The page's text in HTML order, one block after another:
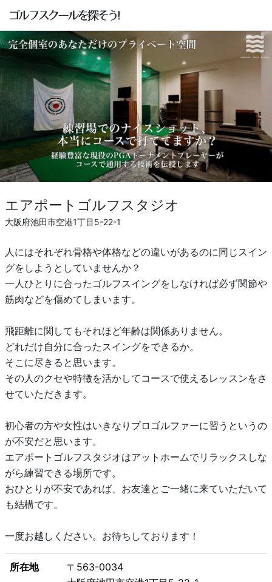
エアポートゴルフスタジオ
大阪府池田市空港1丁目5-22-1
人にはそれぞれ骨格や体格などの違いがあるのに同じスイン
グをしようとしていませんか？
一人ひとりに合ったゴルフスイングをしなければ必ず関節や
筋肉などを傷めてしまいます。
飛距離に関してもそれほど年齢は関係ありません。
どれだけ自分に合ったスイングをできるか。
そこに尽きると思います。
その人のクセや特徴を活かしてコースで使えるレッスンをさ
せていただきます。
初心者の方や女性はいきなりプロゴルファーに習うというの
が不安だと思います。
エアポートゴルフスタジオはアットホームでリラックスしな
がら練習できる場所です。
おひとりが不安であれば、お友達とご一緒に来ていただいて
も結構です。
一度お越しください。お待ちしております！
所在地
〒563-0034